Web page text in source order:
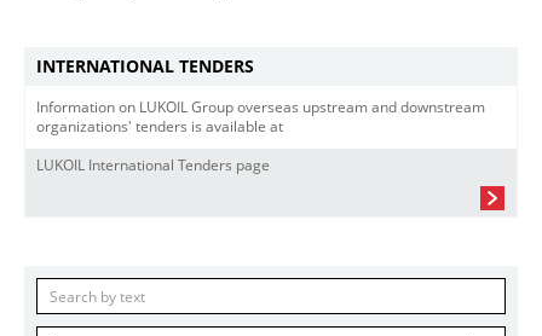
INTERNATIONAL TENDERS
Information on LUKOIL Group overseas upstream and downstream
organizations' tenders is available at
LUKOIL International Tenders page